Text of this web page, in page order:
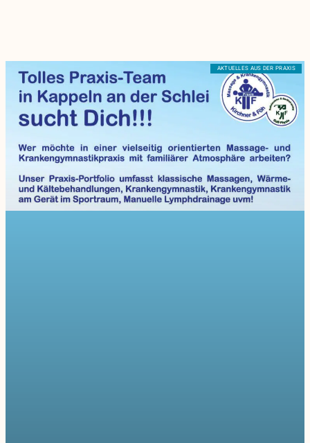
AKTUELLES AUS DER PRAXIS
SeiteSeiteSeite Seite